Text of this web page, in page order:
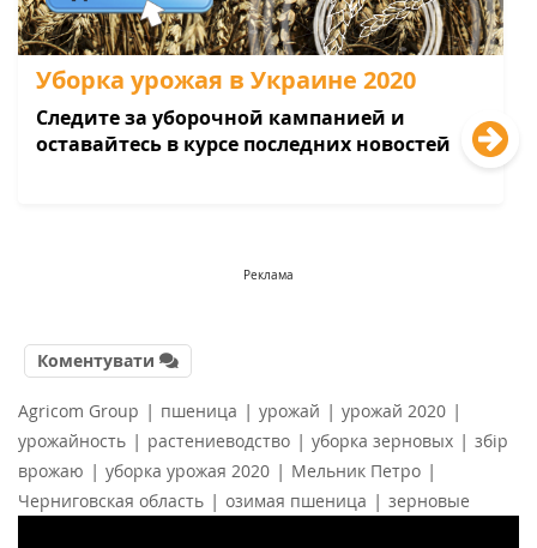
Уборка урожая в Украине 2020
Следите за уборочной кампанией и
оставайтесь в курсе последних новостей
Реклама
Коментувати
Agricom Group | пшеница | урожай | урожай 2020 |
урожайность | растениеводство | уборка зерновых | збір
врожаю | уборка урожая 2020 | Мельник Петро |
Черниговская область | озимая пшеница | зерновые